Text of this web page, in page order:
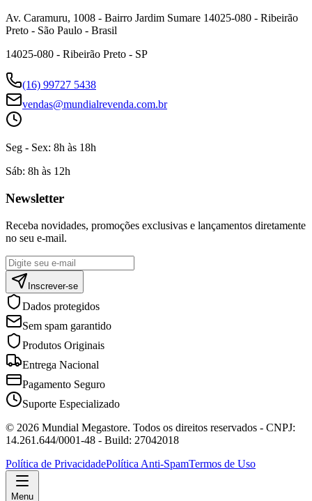
Av. Caramuru, 1008 - Bairro Jardim Sumare 14025-080 - Ribeirão
Preto - São Paulo - Brasil
14025-080 - Ribeirão Preto - SP
(16) 99727 5438
vendas@mundialrevenda.com.br
Seg - Sex: 8h às 18h
Sáb: 8h às 12h
Newsletter
Receba novidades, promoções exclusivas e lançamentos diretamente
no seu e-mail.
Inscrever-se
Dados protegidos
Sem spam garantido
Produtos Originais
Entrega Nacional
Pagamento Seguro
Suporte Especializado
© 2026 Mundial Megastore. Todos os direitos reservados - CNPJ:
14.261.644/0001-48 - Build: 27042018
Política de PrivacidadePolítica Anti-SpamTermos de Uso
Menu